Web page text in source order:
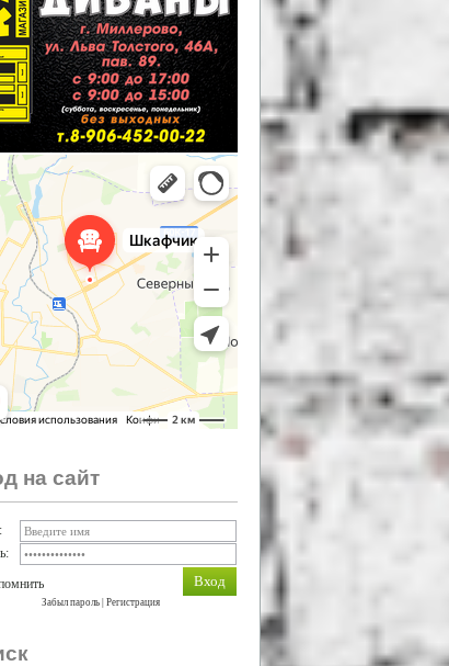
на сайт
Забыл пароль Регистрация